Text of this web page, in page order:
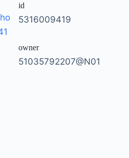
id
5316009419
owner
51035792207@N01